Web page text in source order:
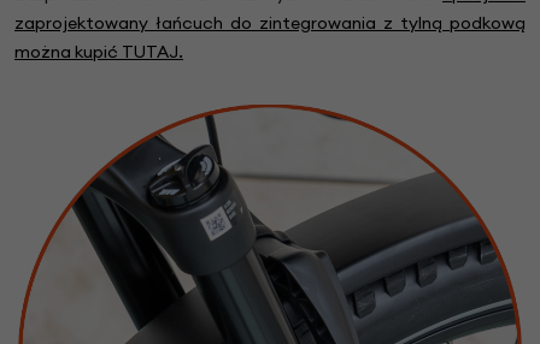
zaprojektowany łańcuch do zintegrowania z tylną podkową
można kupić TUTAJ.